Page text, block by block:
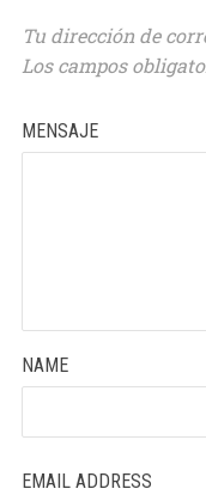
Tu dirección de
Los campos
MENSAJE
NAME
EMAIL ADDRESS